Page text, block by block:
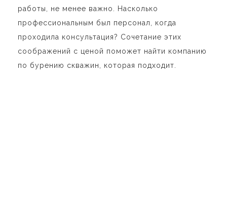
работы, не менее важно. Насколько
профессиональным был персонал, когда
проходила консультация? Сочетание этих
соображений с ценой поможет найти компанию
по бурению скважин, которая подходит.